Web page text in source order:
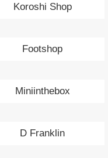
Koroshi Shop
Footshop
Miniinthebox
D Franklin